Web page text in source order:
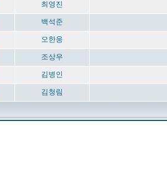
최영진
백석준
오한웅
조상우
김병인
김청림